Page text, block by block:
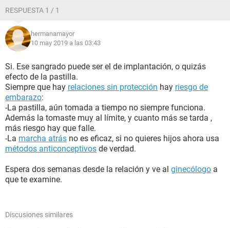
RESPUESTA 1 / 1
hermanamayor
10 may 2019 a las 03:43
Si. Ese sangrado puede ser el de implantación, o quizás
efecto de la pastilla.
Siempre que hay relaciones sin protección hay riesgo de
embarazo:
-La pastilla, aún tomada a tiempo no siempre funciona.
Además la tomaste muy al límite, y cuanto más se tarda ,
más riesgo hay que falle.
-La marcha atrás no es eficaz, si no quieres hijos ahora usa
métodos anticonceptivos de verdad.
Espera dos semanas desde la relación y ve al ginecólogo a
que te examine.
Discusiones similares